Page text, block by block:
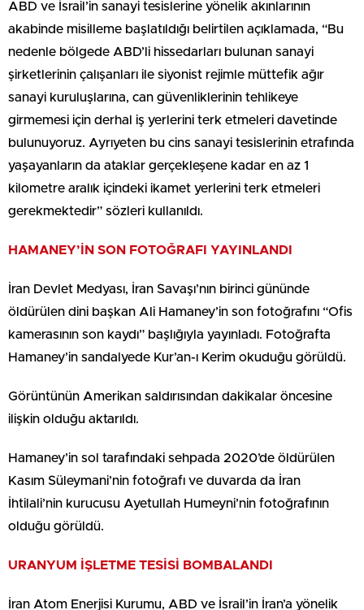
ABD ve İsrail’in sanayi tesislerine yönelik akınlarının
akabinde misilleme başlatıldığı belirtilen açıklamada, “Bu
nedenle bölgede ABD’li hissedarları bulunan sanayi
şirketlerinin çalışanları ile siyonist rejimle müttefik ağır
sanayi kuruluşlarına, can güvenliklerinin tehlikeye
girmemesi için derhal iş yerlerini terk etmeleri davetinde
bulunuyoruz. Ayrıyeten bu cins sanayi tesislerinin etrafında
yaşayanların da ataklar gerçekleşene kadar en az 1
kilometre aralık içindeki ikamet yerlerini terk etmeleri
gerekmektedir” sözleri kullanıldı.
HAMANEY’İN SON FOTOĞRAFI YAYINLANDI
İran Devlet Medyası, İran Savaşı’nın birinci gününde
öldürülen dini başkan Ali Hamaney’in son fotoğrafını “Ofis
kamerasının son kaydı” başlığıyla yayınladı. Fotoğrafta
Hamaney’in sandalyede Kur’an-ı Kerim okuduğu görüldü.
Görüntünün Amerikan saldırısından dakikalar öncesine
ilişkin olduğu aktarıldı.
Hamaney’in sol tarafındaki sehpada 2020’de öldürülen
Kasım Süleymani’nin fotoğrafı ve duvarda da İran
İhtilali’nin kurucusu Ayetullah Humeyni’nin fotoğrafının
olduğu görüldü.
URANYUM İŞLETME TESİSİ BOMBALANDI
İran Atom Enerjisi Kurumu, ABD ve İsrail’in İran’a yönelik